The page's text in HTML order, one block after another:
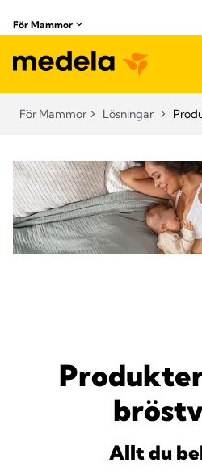
För Mammor
För Mammor Lösningar
Allt du